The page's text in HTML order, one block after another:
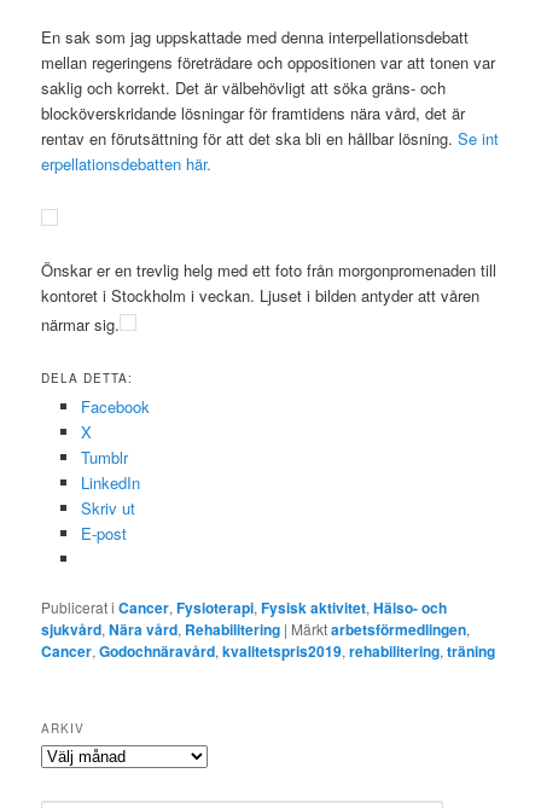
En sak som jag uppskattade med denna interpellationsdebatt
mellan regeringens företrädare och oppositionen var att tonen var
saklig och korrekt. Det är välbehövligt att söka gräns- och
blocköverskridande lösningar för framtidens nära vård, det är
rentav en förutsättning för att det ska bli en hållbar lösning.Se int
erpellationsdebatten här.
Önskar er en trevlig helg med ett foto från morgonpromenaden till
kontoret i Stockholm i veckan. Ljuset i bilden antyder att våren
närmar sig.
DELA DETTA:
Facebook
X
Tumblr
LinkedIn
Skriv ut
E-post
Publicerat i Cancer,Fysioterapi,Fysisk aktivitet,Hälso- och
sjukvård,Nära vård, Rehabilitering | Märktarbetsförmedlingen,
Cancer,Godochnäravård,kvalitetspris2019,rehabilitering,träning
ARKIV
Arkiv